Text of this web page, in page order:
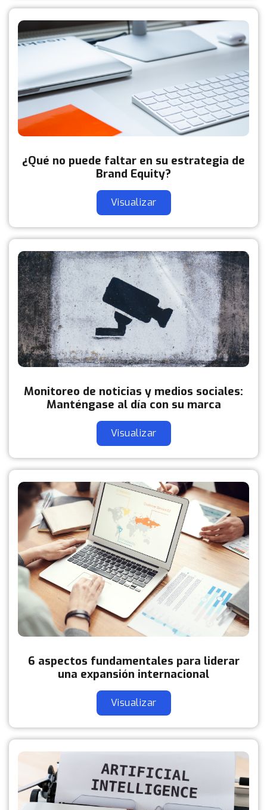
¿Qué no puede faltar en su estrategia de
Brand Equity?
Visualizar
Monitoreo de noticias y medios sociales:
Manténgase al día con su marca
Visualizar
6 aspectos fundamentales para liderar
una expansión internacional
Visualizar